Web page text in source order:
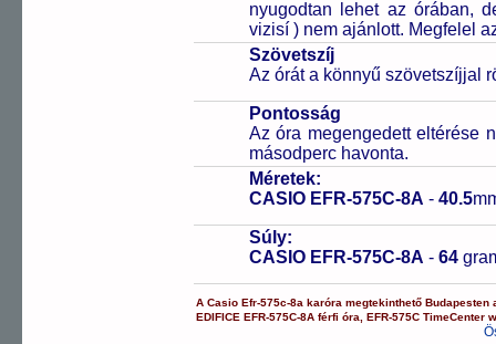
nyugodtan lehet az órában,
vizisí ) nem ajánlott. Megfelel
Szövetszíj
Az órát a könnyű szövetszíjjal
Pontosság
Az óra megengedett eltérése
másodperc havonta.
Méretek:
CASIO EFR-575C-8A - 40.5
Súly:
CASIO EFR-575C-8A - 64
ACasio Efr-575c-8a karóra megtekinthető Budapesten
EDIFICE EFR-575C-8A férfi óra ,EFR-575C TimeCenter